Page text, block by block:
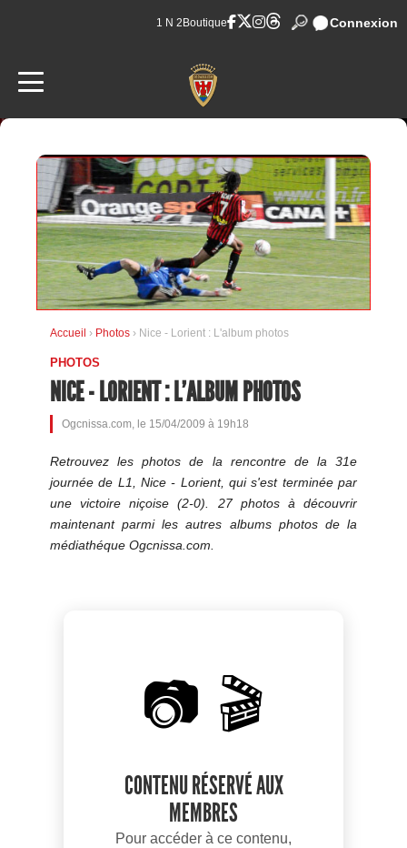
1 N 2 Boutique Connexion
Accueil › Photos › Nice - Lorient : L'album photos
PHOTOS
NICE - LORIENT : L'ALBUM PHOTOS
Ogcnissa.com, le 15/04/2009 à 19h18
Retrouvez les photos de la rencontre de la 31e
journée de L1, Nice - Lorient, qui s'est terminée par
une victoire niçoise (2-0). 27 photos à découvrir
maintenant parmi les autres albums photos de la
médiathéque Ogcnissa.com.
📷 🎬
CONTENU RÉSERVÉ AUX
MEMBRES
Pour accéder à ce contenu,